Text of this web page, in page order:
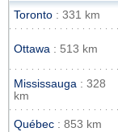
Toronto : 331 km
Ottawa : 513 km
Mississauga : 328
km
Québec : 853 km